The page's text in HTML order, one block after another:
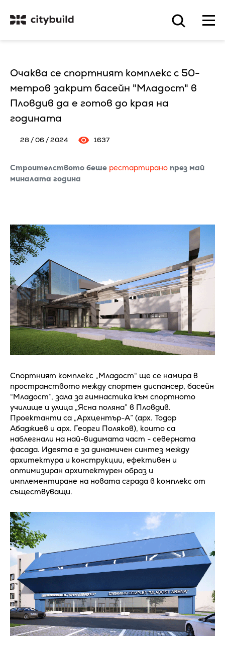
Очаква се спортният комплекс с 50-
метров закрит басейн "Младост" в
Пловдив да е готов до края на
годината
28 / 06 / 2024 1637
Строителството беше рестартирано през май
миналата година
Спортният комплекс „Младост“ ще се намира в
пространството между спортен диспансер, басейн
“Младост”, зала за гимнастика към спортното
училище и улица „Ясна поляна” в Пловдив.
Проектанти са „Архцентър-А” (арх. Тодор
Абаджиев и арх. Георги Поляков), които са
наблегнали на най-видимата част - северната
фасада. Идеята е за динамичен синтез между
архитектура и конструкции, ефективен и
оптимизиран архитектурен образ и
имплементиране на новата сграда в комплекс от
съществуващи.